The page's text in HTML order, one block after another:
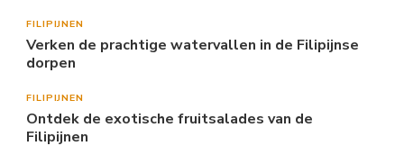
FILIPIJNEN
Verken de prachtige watervallen in de Filipijnse
dorpen
FILIPIJNEN
Ontdek de exotische fruitsalades van de
Filipijnen